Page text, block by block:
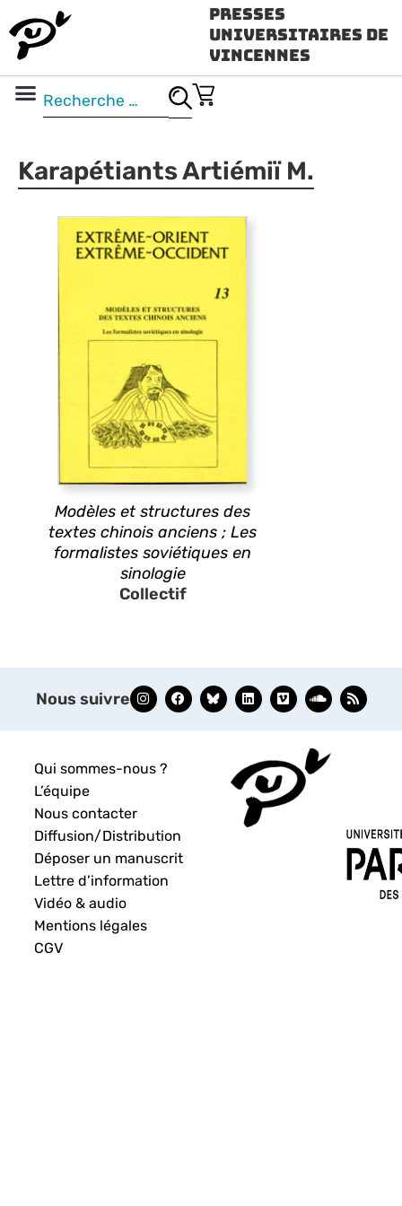
Presses
Universitaires de
Vincennes
Karapétiants Artiémiï M.
Modèles et structures des
textes chinois anciens ; Les
formalistes soviétiques en
sinologie
Collectif
Nous suivre
Qui sommes-nous ?
L’équipe
Nous contacter
Diffusion/Distribution
Déposer un manuscrit
Lettre d’information
Vidéo & audio
Mentions légales
CGV